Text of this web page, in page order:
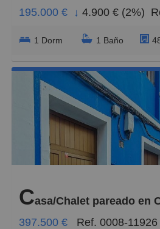
195.000 € ↓ 4.900 € (2%)
1 Dorm 1 Baño
Casa/Chalet pareado en CL FERNANDO
397.500 €
Ref. 0008-11926